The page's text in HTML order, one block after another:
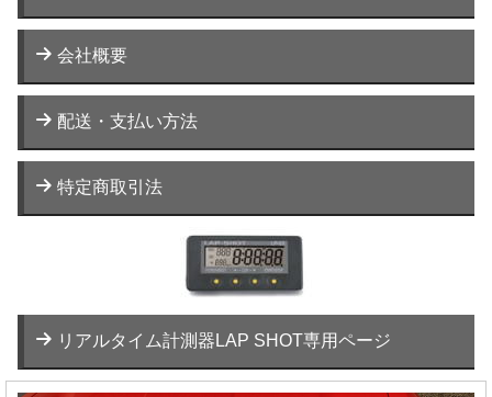
会社概要
配送・支払い方法
特定商取引法
リアルタイム計測器LAP SHOT専用ページ